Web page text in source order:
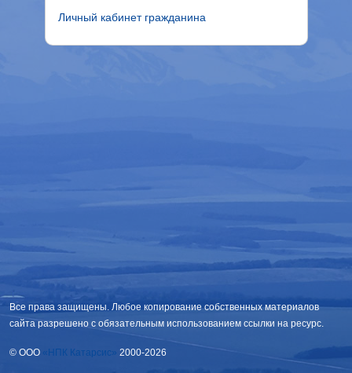
Личный кабинет гражданина
Все права защищены. Любое копирование собственных материалов
сайта разрешено с обязательным использованием ссылки на ресурс.
© OOO «НПК Катарсис» 2000-2026